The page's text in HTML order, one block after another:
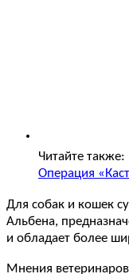
Читайте также:
Операция
Для собак и кошек
Альбена,
и обладает более
Мнения